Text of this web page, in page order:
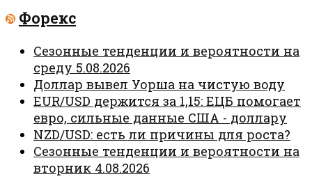
Форекс
Сезонные тенденции и вероятности на
среду 5.08.2026
Доллар вывел Уорша на чистую воду
EUR/USD держится за 1,15: ЕЦБ помогает
евро, сильные данные США - доллару
NZD/USD: есть ли причины для роста?
Сезонные тенденции и вероятности на
вторник 4.08.2026